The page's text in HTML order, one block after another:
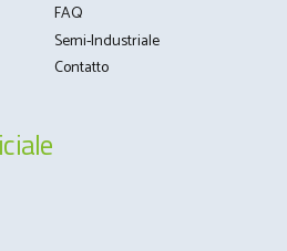
FAQ
Semi-Industriale
Contatto